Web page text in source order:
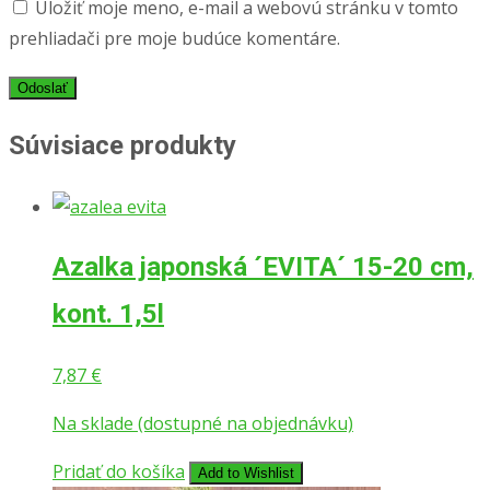
Uložiť moje meno, e-mail a webovú stránku v tomto
prehliadači pre moje budúce komentáre.
Súvisiace produkty
Azalka japonská ´EVITA´ 15-20 cm,
kont. 1,5l
7,87 €
Na sklade (dostupné na objednávku)
Pridať do košíka
Add to Wishlist